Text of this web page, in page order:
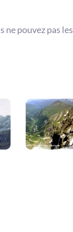
ne pouvez pas les